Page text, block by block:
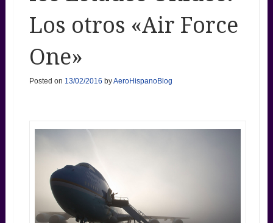
Los otros «Air Force
One»
Posted on 13/02/2016 byAeroHispanoBlog